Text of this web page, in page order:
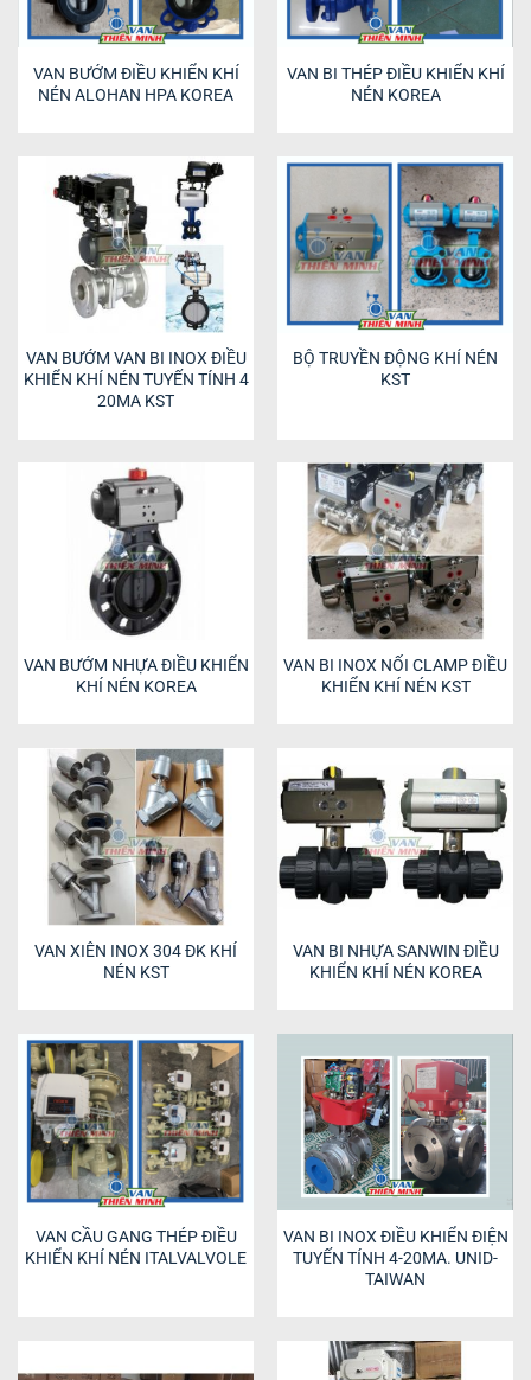
VAN BƯỚM ĐIỀU KHIỂN KHÍ
NÉN ALOHAN HPA KOREA
VAN BI THÉP ĐIỀU KHIỂN KHÍ
NÉN KOREA
VAN BƯỚM VAN BI INOX ĐIỀU
KHIỂN KHÍ NÉN TUYẾN TÍNH 4
20MA KST
BỘ TRUYỀN ĐỘNG KHÍ NÉN
KST
VAN BƯỚM NHỰA ĐIỀU KHIỂN
KHÍ NÉN KOREA
VAN BI INOX NỐI CLAMP ĐIỀU
KHIỂN KHÍ NÉN KST
VAN XIÊN INOX 304 ĐK KHÍ
NÉN KST
VAN BI NHỰA SANWIN ĐIỀU
KHIỂN KHÍ NÉN KOREA
VAN CẦU GANG THÉP ĐIỀU
KHIỂN KHÍ NÉN ITALVALVOLE
VAN BI INOX ĐIỀU KHIỂN ĐIỆN
TUYẾN TÍNH 4-20MA. UNID-
TAIWAN